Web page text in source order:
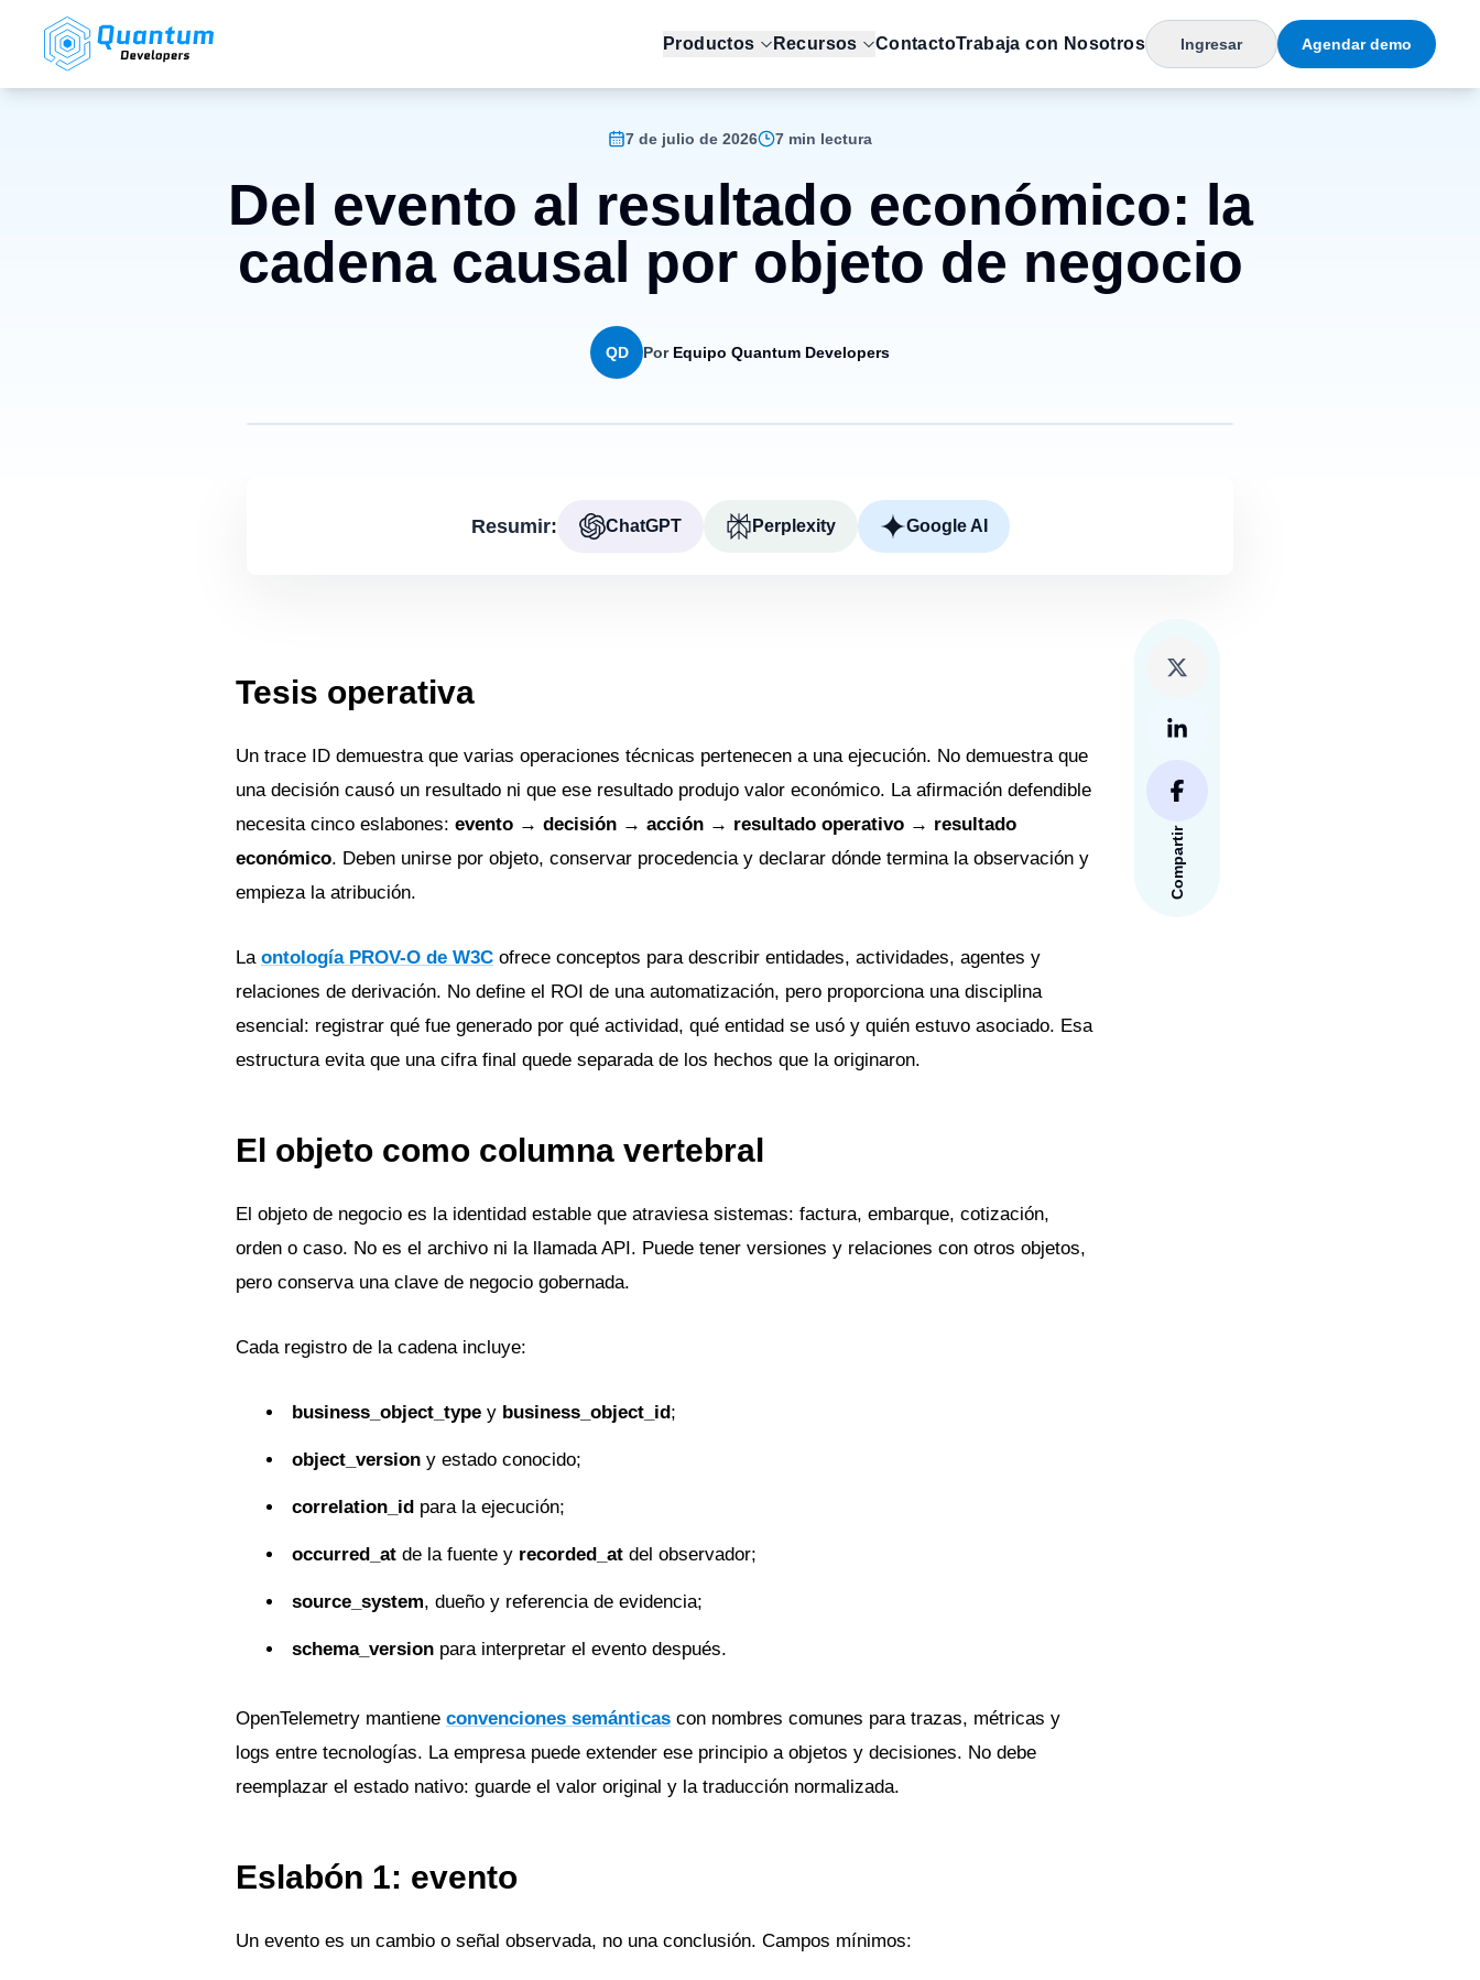
Productos Recursos ContactoTrabaja con Nosotros Ingresar Agendar demo
7 de julio de 2026 7 min lectura
Del evento al resultado económico: la
cadena causal por objeto de negocio
QD Por Equipo Quantum Developers
Resumir: ChatGPT Perplexity Google AI
Tesis operativa
Un trace ID demuestra que varias operaciones técnicas pertenecen a una ejecución. No demuestra que
una decisión causó un resultado ni que ese resultado produjo valor económico. La afirmación defendible
necesita cinco eslabones: evento → decisión → acción → resultado operativo → resultado
económico. Deben unirse por objeto, conservar procedencia y declarar dónde termina la observación y
empieza la atribución.
La ontología PROV-O de W3C ofrece conceptos para describir entidades, actividades, agentes y
relaciones de derivación. No define el ROI de una automatización, pero proporciona una disciplina
esencial: registrar qué fue generado por qué actividad, qué entidad se usó y quién estuvo asociado. Esa
estructura evita que una cifra final quede separada de los hechos que la originaron.
El objeto como columna vertebral
El objeto de negocio es la identidad estable que atraviesa sistemas: factura, embarque, cotización,
orden o caso. No es el archivo ni la llamada API. Puede tener versiones y relaciones con otros objetos,
pero conserva una clave de negocio gobernada.
Cada registro de la cadena incluye:
business_object_type y business_object_id;
object_version y estado conocido;
correlation_id para la ejecución;
occurred_at de la fuente y recorded_at del observador;
source_system, dueño y referencia de evidencia;
schema_version para interpretar el evento después.
OpenTelemetry mantiene convenciones semánticas con nombres comunes para trazas, métricas y
logs entre tecnologías. La empresa puede extender ese principio a objetos y decisiones. No debe
reemplazar el estado nativo: guarde el valor original y la traducción normalizada.
Eslabón 1: evento
Un evento es un cambio o señal observada, no una conclusión. Campos mínimos:
Compartir